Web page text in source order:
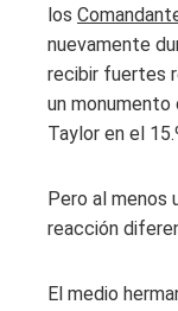
los
nuevamente
recibir fuertes
un monumento
Taylor en el
Pero al menos
reacción
El medio